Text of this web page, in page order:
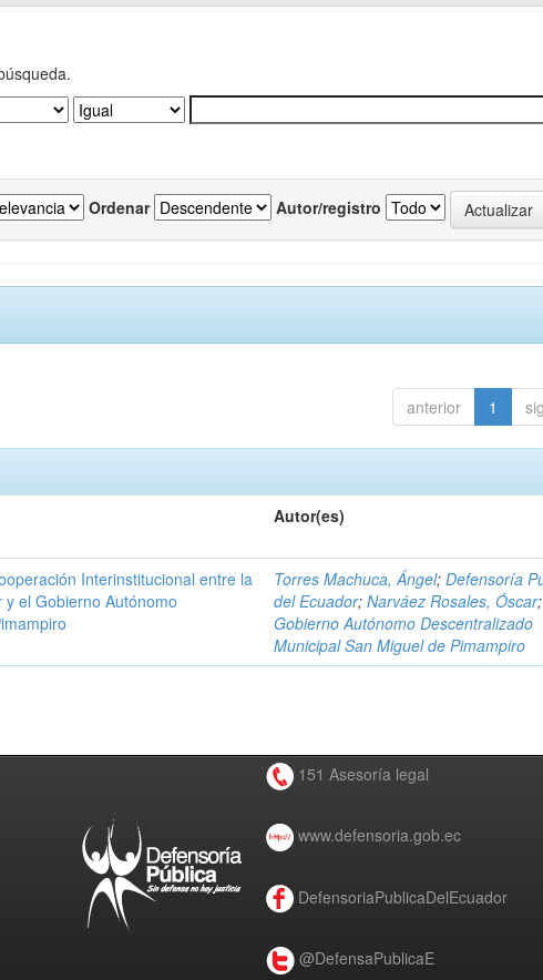
Ordenar Autor/registro
anterior 1
Autor(es)
Interinstitucional entre la
el Gobierno Autónomo
Torres Machuca, Ángel;Defensoría
del Ecuador;Narváez Rosales, Óscar;
Gobierno Autónomo Descentralizado
Municipal San Miguel de Pimampiro
151 Asesoría legal
www.defensoria.gob.ec
DefensoriaPublicaDelEcuador
@DefensaPublicaE